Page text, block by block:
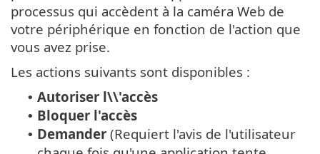
processus qui accèdent à la caméra Web de
votre périphérique en fonction de l'action que
vous avez prise.
Les actions suivants sont disponibles :
• Autoriser l\\'accès
• Bloquer l'accès
• Demander (Requiert l'avis de l'utilisateur